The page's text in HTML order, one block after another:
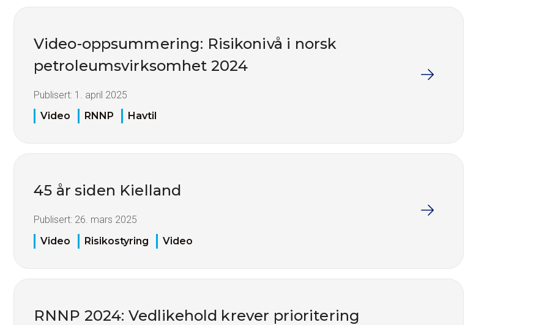
Video-oppsummering: Risikonivå i norsk
petroleumsvirksomhet 2024
Publisert: 1. april 2025
Video
RNNP Havtil
45 år siden Kielland
Publisert: 26. mars 2025
Video
Risikostyring Video
RNNP 2024: Vedlikehold krever prioritering